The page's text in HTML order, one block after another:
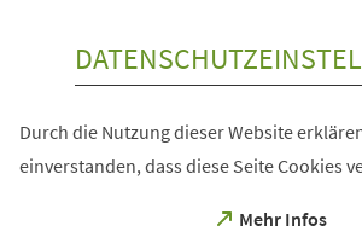
Durch die Nutzung dieser Website
einverstanden, dass diese Seite Cookies
Mehr Infos
(Öffnet